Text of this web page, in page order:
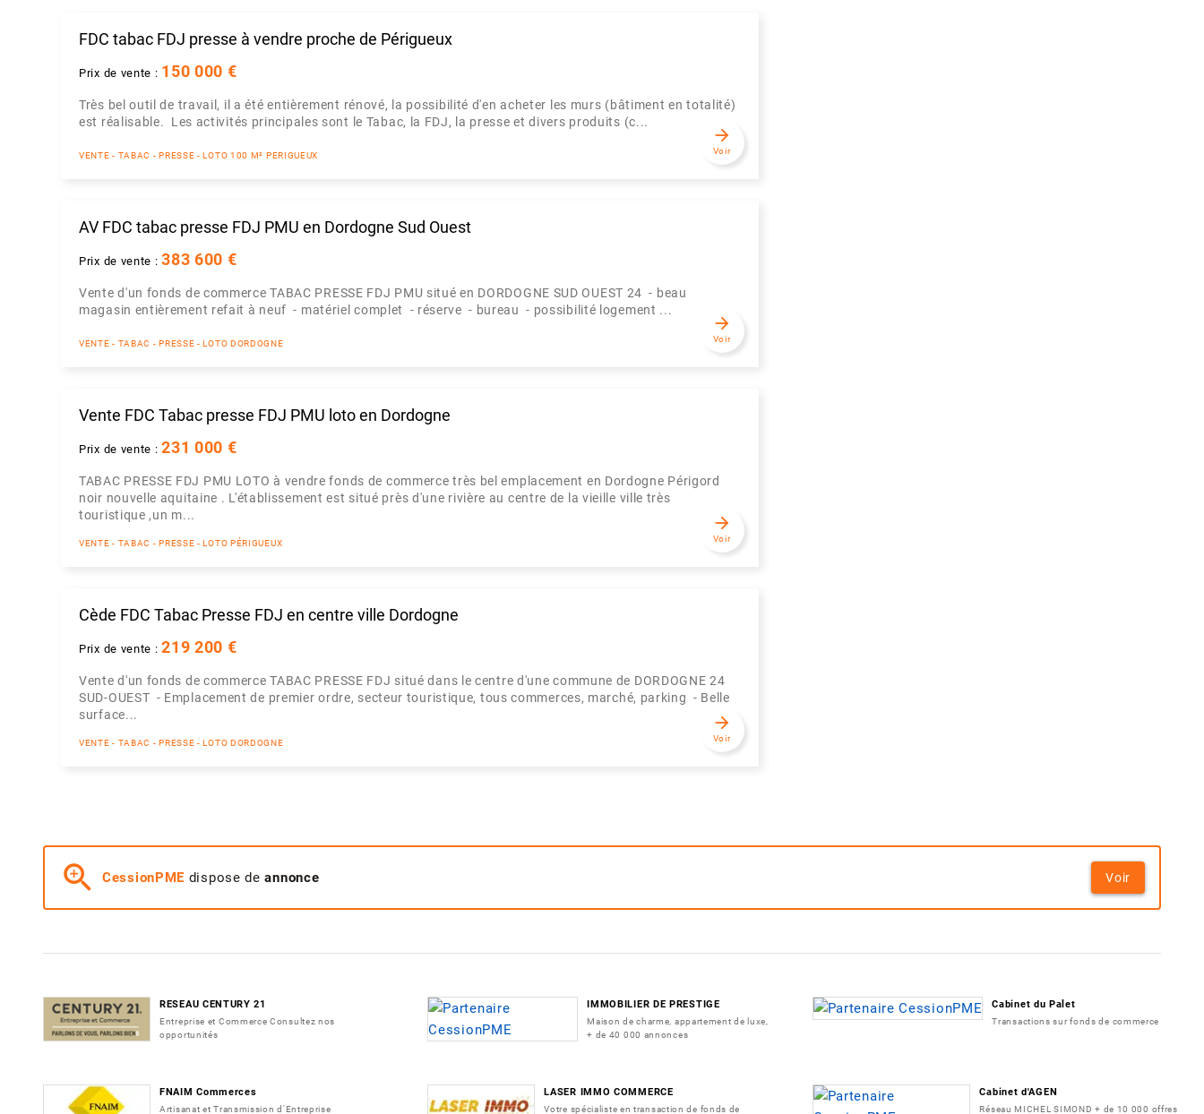
FDC tabac FDJ presse à vendre proche de Périgueux
Prix de vente : 150 000 €
Très bel outil de travail, il a été entièrement rénové, la possibilité d'en acheter les murs (bâtiment en totalité)
est réalisable. Les activités principales sont le Tabac, la FDJ, la presse et divers produits (c...
VENTE - TABAC - PRESSE - LOTO 100 M² PERIGUEUX
arrow_forward
Voir
AV FDC tabac presse FDJ PMU en Dordogne Sud Ouest
Prix de vente :383 600 €
Vente d'un fonds de commerce TABAC PRESSE FDJ PMU situé en DORDOGNE SUD OUEST 24 - beau
magasin entièrement refait à neuf - matériel complet - réserve - bureau - possibilité logement ...
VENTE - TABAC - PRESSE - LOTO DORDOGNE
arrow_forward
Voir
Vente FDC Tabac presse FDJ PMU loto en Dordogne
Prix de vente :231 000 €
TABAC PRESSE FDJ PMU LOTO à vendre fonds de commerce très bel emplacement en Dordogne Périgord
noir nouvelle aquitaine . L'établissement est situé près d'une rivière au centre de la vieille ville très
touristique ,un m...
VENTE - TABAC - PRESSE - LOTO PÉRIGUEUX
arrow_forward
Voir
Cède FDC Tabac Presse FDJ en centre ville Dordogne
Prix de vente :219 200 €
Vente d'un fonds de commerce TABAC PRESSE FDJ situé dans le centre d'une commune de DORDOGNE 24
SUD-OUEST - Emplacement de premier ordre, secteur touristique, tous commerces, marché, parking - Belle
surface...
VENTE - TABAC - PRESSE - LOTO DORDOGNE
arrow_forward
Voir
zoom_in CessionPME dispose deannonce Voir
RESEAU CENTURY 21
Entreprise et Commerce Consultez nos
opportunités
IMMOBILIER DE PRESTIGE
Maison de charme, appartement de luxe,
+ de 40 000 annonces
Cabinet du Palet
Transactions sur fonds de commerce
FNAIM Commerces
Artisanat et Transmission d'Entreprise
LASER IMMO COMMERCE
Votre spécialiste en transaction de fonds de
Cabinet d'AGEN
Réseau MICHEL SIMOND + de 10 000 offres